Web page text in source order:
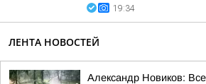
19:34
ЛЕНТА НОВОСТЕЙ
Александр Новиков: